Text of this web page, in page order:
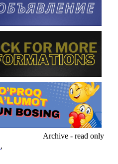
Archive - read only
,